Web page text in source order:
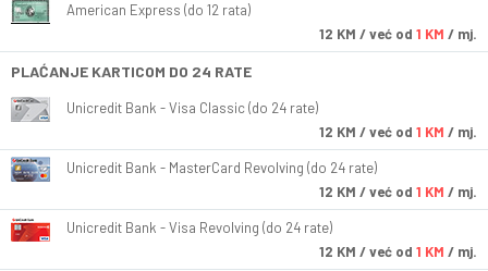
American Express (do 12 rata)
12 KM / već od 1 KM / mj.
PLAĆANJE KARTICOM DO 24 RATE
Unicredit Bank - Visa Classic (do 24 rate)
12 KM / već od 1 KM / mj.
Unicredit Bank - MasterCard Revolving (do 24 rate)
12 KM / već od 1 KM / mj.
Unicredit Bank - Visa Revolving (do 24 rate)
12 KM / već od 1 KM / mj.